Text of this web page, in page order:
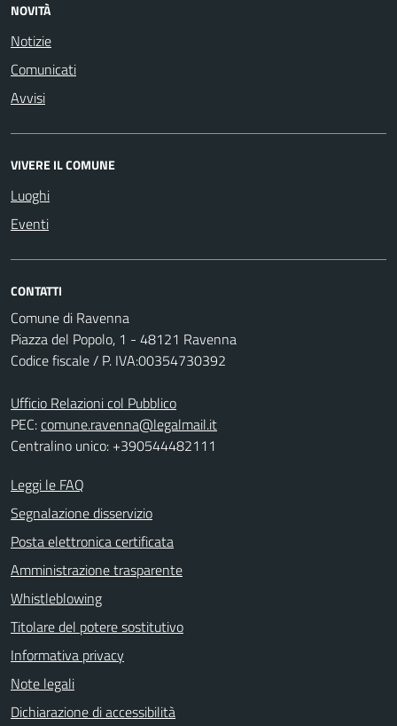
NOVITÀ
Notizie
Comunicati
Avvisi
VIVERE IL COMUNE
Luoghi
Eventi
CONTATTI
Comune di Ravenna
Piazza del Popolo, 1 - 48121 Ravenna
Codice fiscale / P. IVA:00354730392
Ufficio Relazioni col Pubblico
PEC:comune.ravenna@legalmail.it
Centralino unico: +390544482111
Leggi le FAQ
Segnalazione disservizio
Posta elettronica certificata
Amministrazione trasparente
Whistleblowing
Titolare del potere sostitutivo
Informativa privacy
Note legali
Dichiarazione di accessibilità